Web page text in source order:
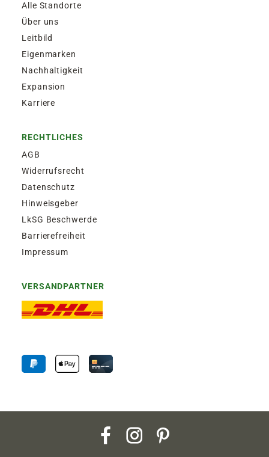
Alle Standorte
Über uns
Leitbild
Eigenmarken
Nachhaltigkeit
Expansion
Karriere
RECHTLICHES
AGB
Widerrufsrecht
Datenschutz
Hinweisgeber
LkSG Beschwerde
Barrierefreiheit
Impressum
VERSANDPARTNER